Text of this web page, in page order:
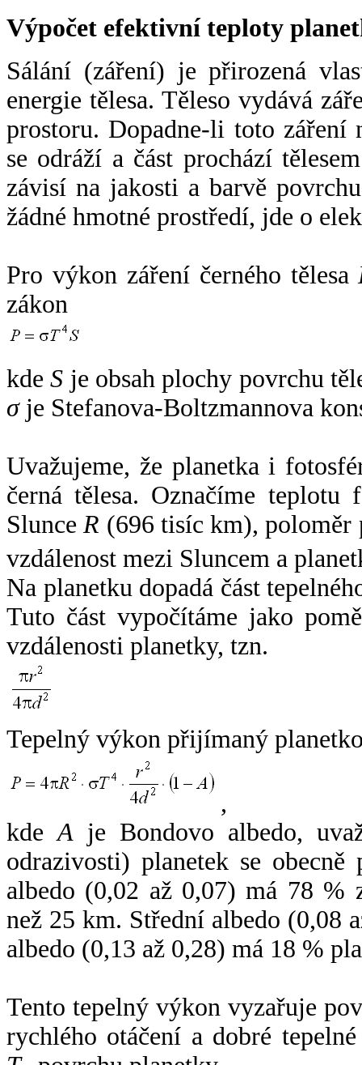
Výpočet efektivní teploty
Sálání (záření) je přirozená
energie tělesa. Těleso vydává
prostoru. Dopadne-li toto záření
se odráží a část prochází
závisí na jakosti a barvě
žádné hmotné prostředí, jde o
Pro výkon záření černého tělesa
zákon
kdeS je obsah plochy povrchu
σje Stefanova-Boltzmannova
Uvažujeme, že planetka i
černá tělesa. Označíme
SlunceR (696 tisíc km),
vzdálenost mezi Sluncem a
Na planetku dopadá část
Tuto část vypočítáme jako
vzdálenosti planetky, tzn.
Tepelný výkon přijímaný
,
kdeA je Bondovo albedo,
odrazivosti) planetek se
albedo (0,02 až 0,07) má 78 %
než 25 km. Střední albedo (0,08
albedo (0,13 až 0,28) má 18 %
Tento tepelný výkon vyzařuje
rychlého otáčení a dobré